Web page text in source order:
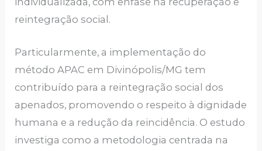
reintegração social.
Particularmente, a implementação do
método APAC em Divinópolis/MG tem
contribuído para a reintegração social dos
apenados, promovendo o respeito à dignidade
humana e a redução da reincidência. O estudo
investiga como a metodologia centrada na